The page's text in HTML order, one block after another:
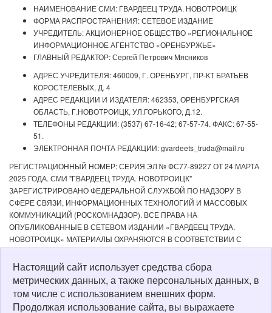
НАИМЕНОВАНИЕ СМИ: ГВАРДЕЕЦ ТРУДА. НОВОТРОИЦК
ФОРМА РАСПРОСТРАНЕНИЯ: СЕТЕВОЕ ИЗДАНИЕ
УЧРЕДИТЕЛЬ: АКЦИОНЕРНОЕ ОБЩЕСТВО «РЕГИОНАЛЬНОЕ
ИНФОРМАЦИОННОЕ АГЕНТСТВО «ОРЕНБУРЖЬЕ»
ГЛАВНЫЙ РЕДАКТОР: Сергей Петрович Мясников
АДРЕС УЧРЕДИТЕЛЯ: 460009, Г. ОРЕНБУРГ, ПР-КТ БРАТЬЕВ
КОРОСТЕЛЕВЫХ, Д. 4
АДРЕС РЕДАКЦИИ И ИЗДАТЕЛЯ: 462353, ОРЕНБУРГСКАЯ
ОБЛАСТЬ, Г.НОВОТРОИЦК, УЛ.ГОРЬКОГО, Д.12.
ТЕЛЕФОНЫ РЕДАКЦИИ: (3537) 67-16-42; 67-57-74. ФАКС: 67-55-
51.
ЭЛЕКТРОННАЯ ПОЧТА РЕДАКЦИИ: gvardeets_truda@mail.ru
РЕГИСТРАЦИОННЫЙ НОМЕР: СЕРИЯ ЭЛ № ФС77-89227 ОТ 24 МАРТА
2025 ГОДА. СМИ "ГВАРДЕЕЦ ТРУДА. НОВОТРОИЦК"
ЗАРЕГИСТРИРОВАНО ФЕДЕРАЛЬНОЙ СЛУЖБОЙ ПО НАДЗОРУ В
СФЕРЕ СВЯЗИ, ИНФОРМАЦИОННЫХ ТЕХНОЛОГИЙ И МАССОВЫХ
КОММУНИКАЦИЙ (РОСКОМНАДЗОР). ВСЕ ПРАВА НА
ОПУБЛИКОВАННЫЕ В СЕТЕВОМ ИЗДАНИИ «ГВАРДЕЕЦ ТРУДА.
НОВОТРОИЦК» МАТЕРИАЛЫ ОХРАНЯЮТСЯ В СООТВЕТСТВИИ С
ЗАКОНОДАТЕЛЬСТВОМ РФ. ЛЮБОЕ ИСПОЛЬЗОВАНИЕ МАТЕРИАЛОВ
ДОПУСКАЕТСЯ ТОЛЬКО ПО СОГЛАСОВАНИЮ С РЕДАКЦИЕЙ С
ОБЯЗАТЕЛЬНОЙ АКТИВНОЙ ССЫЛКОЙ НА ИСТОЧНИК. РЕДАКЦИЯ НЕ
НЕСЕТ ОТВЕТСТВЕННОСТИ ЗА ДОСТОВЕРНОСТЬ РЕКЛАМНЫХ
МАТЕРИАЛОВ, РАЗМЕЩЕННЫХ В СЕТЕВОМ ИЗДАНИИ «ГВАРДЕЕЦ
Настоящий сайт использует средства сбора
метрических данных, а также персональных данных, в
том числе с использованием внешних форм.
Продолжая использование сайта, вы выражаете